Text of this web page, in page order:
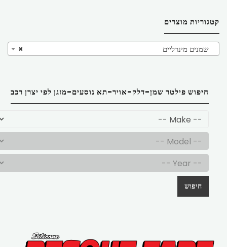
קטגוריות מוצרים
× שמנים מינרליים
חיפוש פילטר שמן-דלק-אויר-תא נוסעים-מזגן לפי יצרן רכב
חיפוש